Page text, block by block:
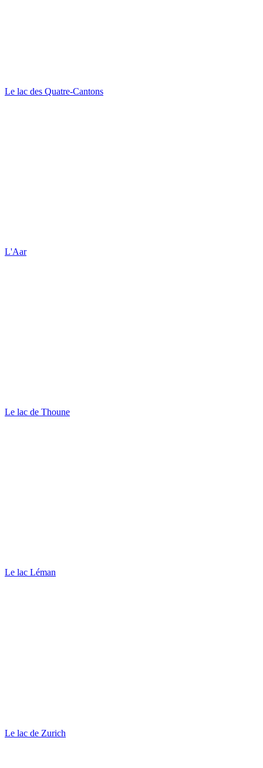
Le lac des Quatre-Cantons
L'Aar
Le lac de Thoune
Le lac Léman
Le lac de Zurich